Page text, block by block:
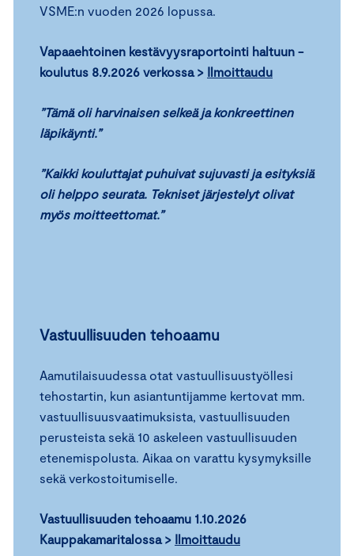
VSME:n vuoden 2026 lopussa.
Vapaaehtoinen kestävyysraportointi haltuun -
koulutus 8.9.2026 verkossa > Ilmoittaudu
”Tämä oli harvinaisen selkeä ja konkreettinen
läpikäynti.”
”Kaikki kouluttajat puhuivat sujuvasti ja esityksiä
oli helppo seurata. Tekniset järjestelyt olivat
myös moitteettomat.”
Vastuullisuuden tehoaamu
Aamutilaisuudessa otat vastuullisuustyöllesi
tehostartin, kun asiantuntijamme kertovat mm.
vastuullisuusvaatimuksista, vastuullisuuden
perusteista sekä 10 askeleen vastuullisuuden
etenemispolusta. Aikaa on varattu kysymyksille
sekä verkostoitumiselle.
Vastuullisuuden tehoaamu 1.10.2026
Kauppakamaritalossa > Ilmoittaudu